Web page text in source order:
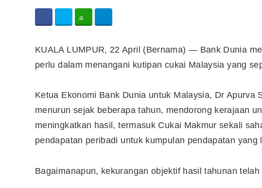
KUALA LUMPUR, 22 April (Bernama) — Bank Dunia
perlu dalam menangani kutipan cukai Malaysia yang
Ketua Ekonomi Bank Dunia untuk Malaysia, Dr Apurva
menurun sejak beberapa tahun, mendorong kerajaan
meningkatkan hasil, termasuk Cukai Makmur sekali
pendapatan peribadi untuk kumpulan pendapatan yang
Bagaimanapun, kekurangan objektif hasil tahunan